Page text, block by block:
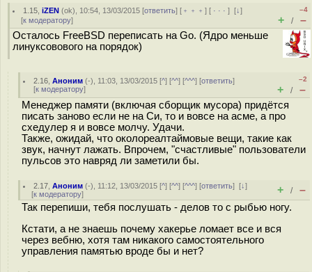
1.15 ,iZEN (ok), 10:54, 13/03/2015 [ответить] [ ﹢﹢﹢] [ · · ·][↓]
[к модератору]
–4
+ / –
Осталось FreeBSD переписать на Go. (Ядро меньше
линуксовового на порядок)
2.16 ,Аноним (-), 11:03, 13/03/2015 [^] [^^] [^^^] [ответить]
[к модератору]
–2
+ / –
Менеджер памяти (включая сборщик мусора) придётся
писать заново если не на Си, то и вовсе на асме, а про
схедулер я и вовсе молчу. Удачи.
Также, ожидай, что околореалтаймовые вещи, такие как
звук, начнут лажать. Впрочем, "счастливые" пользователи
пульсов это навряд ли заметили бы.
2.17 ,Аноним (-), 11:12, 13/03/2015 [^] [^^] [^^^] [ответить][↓]
[к модератору] + / –
Так перепиши, тебя послушать - делов то с рыбью ногу.
Кстати, а не знаешь почему хакерье ломает все и вся
через вебню, хотя там никакого самостоятельного
управления памятью вроде бы и нет?